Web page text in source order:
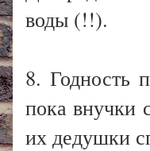
воды (!!).
8. Годность
пока внучки
их дедушки